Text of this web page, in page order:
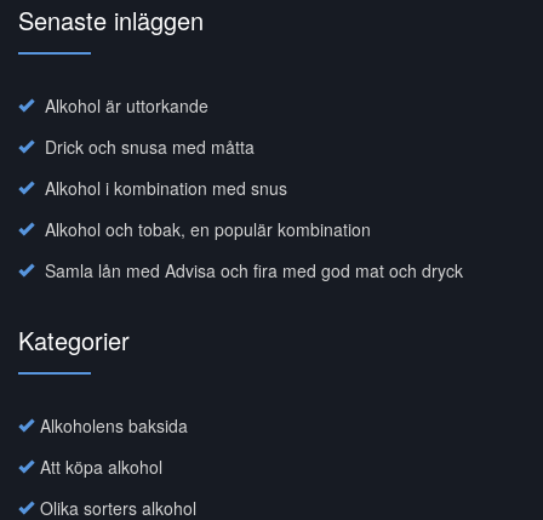
Senaste inläggen
Alkohol är uttorkande
Drick och snusa med måtta
Alkohol i kombination med snus
Alkohol och tobak, en populär kombination
Samla lån med Advisa och fira med god mat och dryck
Kategorier
Alkoholens baksida
Att köpa alkohol
Olika sorters alkohol